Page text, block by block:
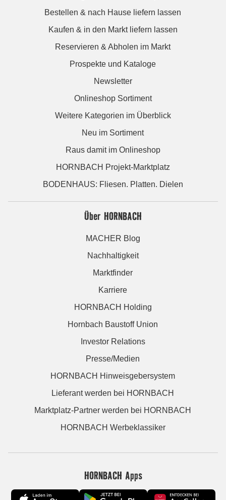
Bestellen & nach Hause liefern lassen
Kaufen & in den Markt liefern lassen
Reservieren & Abholen im Markt
Prospekte und Kataloge
Newsletter
Onlineshop Sortiment
Weitere Kategorien im Überblick
Neu im Sortiment
Raus damit im Onlineshop
HORNBACH Projekt-Marktplatz
BODENHAUS: Fliesen. Platten. Dielen
Über HORNBACH
MACHER Blog
Nachhaltigkeit
Marktfinder
Karriere
HORNBACH Holding
Hornbach Baustoff Union
Investor Relations
Presse/Medien
HORNBACH Hinweisgebersystem
Lieferant werden bei HORNBACH
Marktplatz-Partner werden bei HORNBACH
HORNBACH Werbeklassiker
HORNBACH Apps